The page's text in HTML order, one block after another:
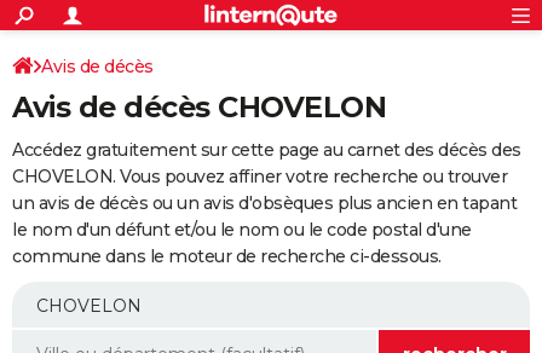
ACTUALITÉS
Politique
Société
Faits Divers
Education
Monde
Villes
+
SPORT
Coupe du monde 2026
Football
Tennis
Cyclisme
Rugby
Forum
Programme TV
TNT
Streaming
Cinéma
Sorties cinéma
Musique
+
FINANCE
Impôts
Immobilier
Risques naturels par ville
Banque
Assurance
Crédit
AUTO
Essais
Réserver un essai
Citadines
Berlines
SUV
Forum auto
+
Mobiles
Meilleur smartphone
Internet
Ordinateurs
Jeux vidéo
Guide high-tech
Avis de décès
Avis de décès CHOVELON
Accédez gratuitement sur cette page au carnet des décès des
CHOVELON. Vous pouvez affiner votre recherche ou trouver
un avis de décès ou un avis d'obsèques plus ancien en tapant
le nom d'un défunt et/ou le nom ou le code postal d'une
commune dans le moteur de recherche ci-dessous.